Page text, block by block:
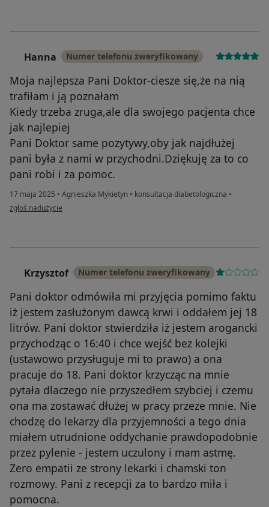
Hanna Numer telefonu zweryfikowany
Moja najlepsza Pani Doktor-ciesze się,że na nią
trafiłam i ją poznałam
Kiedy trzeba zruga,ale dla swojego pacjenta chce
jak najlepiej
Pani Doktor same pozytywy,oby jak najdłużej
pani była z nami w przychodni.Dziękuję za to co
pani robi i za pomoc.
17 maja 2025 • Agnieszka Mykietyn • konsultacja diabetologiczna •
w opinii użytkownika Hanna
zgłoś nadużycie
Krzysztof Numer telefonu zweryfikowany
Pani doktor odmówiła mi przyjęcia pomimo faktu
iż jestem zasłużonym dawcą krwi i oddałem jej 18
litrów. Pani doktor stwierdziła iż jestem arogancki
przychodząc o 16:40 i chce wejść bez kolejki
(ustawowo przysługuje mi to prawo) a ona
pracuje do 18. Pani doktor krzycząc na mnie
pytała dlaczego nie przyszedłem szybciej i czemu
ona ma zostawać dłużej w pracy przeze mnie. Nie
chodzę do lekarzy dla przyjemności a tego dnia
miałem utrudnione oddychanie prawdopodobnie
przez pylenie - jestem uczulony i mam astmę.
Zero empatii ze strony lekarki i chamski ton
rozmowy. Pani z recepcji za to bardzo miła i
pomocna.